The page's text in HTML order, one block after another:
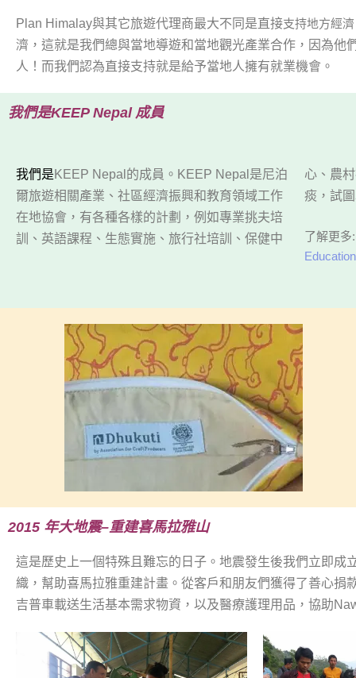
Plan Himalay與其它旅遊代理商最大不同是直接支持地方經
濟，這就是我們總與當地導遊和當地觀光產業合作，因為他
人！而我們認為直接支持就是給予當地人擁有就業機會。
我們是KEEP Nepal 成員
我們是 KEEP Nepal 的成員。 KEEP Nepal 是尼泊
爾旅遊相關產業、社區經濟振興和教育領域工作
在地協會，有各種各樣的計劃，例如專業挑夫培
訓、英語課程、生態實施、旅行社培訓、保健中
心、農村社區發展，甚至提高人們意識不隨地吐
痰，試
了解更多:
2015 年大地震–重建喜馬拉雅山
這是歷史上一個特殊 且難忘的日子。 地震發生後我們立即成
織， 幫助喜馬拉雅重建計畫 。從客戶和朋友們獲得了善心捐
吉普車載送生活基本需求物資，以及醫療護理用品，協助